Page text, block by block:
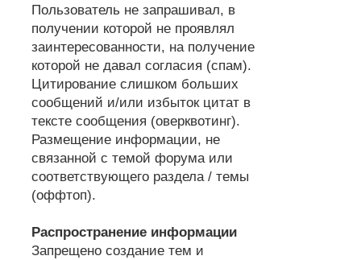
Пользователь не запрашивал, в
получении которой не проявлял
заинтересованности, на получение
которой не давал согласия (спам).
Цитирование слишком больших
сообщений и/или избыток цитат в
тексте сообщения (оверквотинг).
Размещение информации, не
связанной с темой форума или
соответствующего раздела / темы
(оффтоп).
Распространение информации
Запрещено создание тем и